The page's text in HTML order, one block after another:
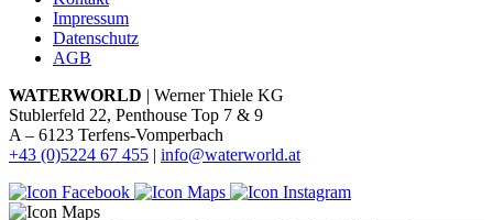
Impressum
Datenschutz
AGB
WATERWORLD | Werner Thiele KG
Stublerfeld 22, Penthouse Top 7 & 9
A – 6123 Terfens-Vomperbach
+43 (0)5224 67 455 | info@waterworld.at